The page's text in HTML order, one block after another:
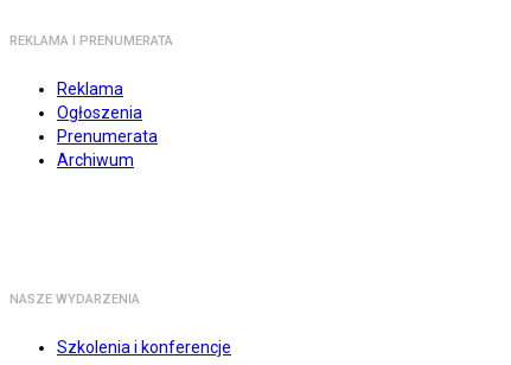
REKLAMA I PRENUMERATA
Reklama
Ogłoszenia
Prenumerata
Archiwum
NASZE WYDARZENIA
Szkolenia i konferencje